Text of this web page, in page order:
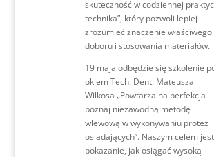
skuteczność w codziennej
technika”, który pozwoli lepiej
zrozumieć znaczenie właściwego
doboru i stosowania materiałów.
19 maja odbędzie się szkolenie
okiem Tech. Dent. Mateusza
Wilkosa „Powtarzalna perfekcja –
poznaj niezawodną metodę
wlewową w wykonywaniu protez
osiadających”. Naszym celem jest
pokazanie, jak osiągać wysoką